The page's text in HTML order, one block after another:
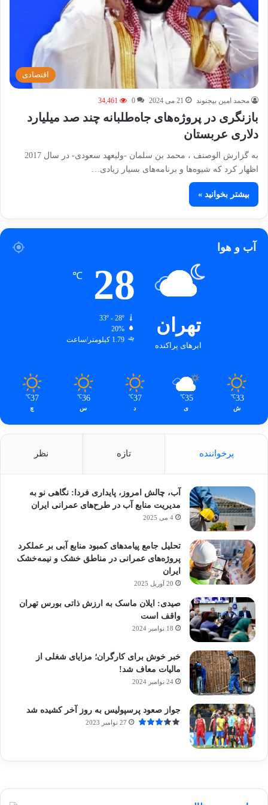
اقتصادی
محمد امین بیجنوند 21 می 2024 0
34,461
بازنگری در پروژه‌های جاه‌طلبانه چند صد میلیارد
دلاری عربستان
به گزارش الوصنف ، محمد بن سلمان -ولیعهد سعودی- در سال 2017
اظهار کرد که شیوه‌ها و برنامه‌های بسیار زیادی…
بیشتر بخوانید »
آب و هوا
تهران
ابرهای پراکنده
28
℃
20%
1.79 کیلومتر/ساعت
33
℃
ش
35
℃
ی
37
℃
د
36
℃
س
37
℃
چ
پرخواننده تازه نظر
آب، چالش امروز، پایداری فردا: نگاهی نو به
مدیریت منابع آب در طرح‌های عمرانی ایران
4 می 2025
تحلیل جامع پیامدهای کمبود منابع آبی بر عملکرد
پروژه‌های عمرانی در مناطق خشک و نیمه‌خشک
ایران
20 آوریل 2025
صیدی: ایلان ماسک به ارزش ذاتی بورس تهران
واقف است
18 نوامبر 2024
خبر خوش برای کارگران؛ مزایای شغلی از
مالیات معاف شد!
24 نوامبر 2024
جواز صعود پرسپولیس به روز آخر کشیده شد
27 نوامبر 2023